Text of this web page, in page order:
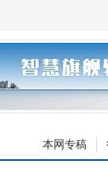
本网专稿